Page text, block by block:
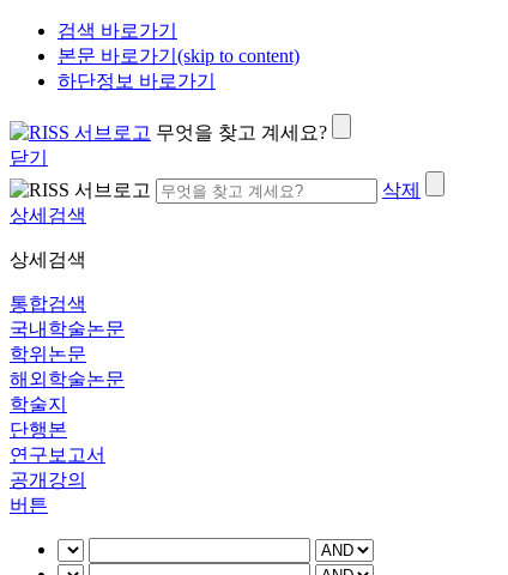
검색 바로가기
본문 바로가기(skip to content)
하단정보 바로가기
무엇을 찾고 계세요?
닫기
삭제
상세검색
상세검색
통합검색
국내학술논문
학위논문
해외학술논문
학술지
단행본
연구보고서
공개강의
버튼